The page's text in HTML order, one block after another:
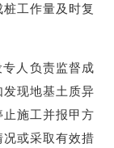
工作量及时复
人负责监督成
现地基土质异
施工并报甲方
或采取有效措